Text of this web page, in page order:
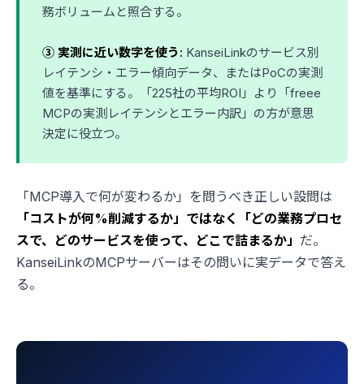
務ボリュームと照合する。
③ 実測に近い数字を使う: KanseiLinkのサービス別
レイテンシ・エラー傾向データ、またはPoCの実測
値を基準にする。「225社の平均ROI」より「freee
MCPの実測レイテンシとエラー内訳」の方が意思
決定に役立つ。
「MCP導入で何が変わるか」を問うべき正しい設問は
「コストが何%削減するか」ではなく「どの業務プロセ
スで、どのサービスを使って、どこで詰まるか」 だ。
KanseiLinkのMCPサーバーはその問いに実データで答え
る。